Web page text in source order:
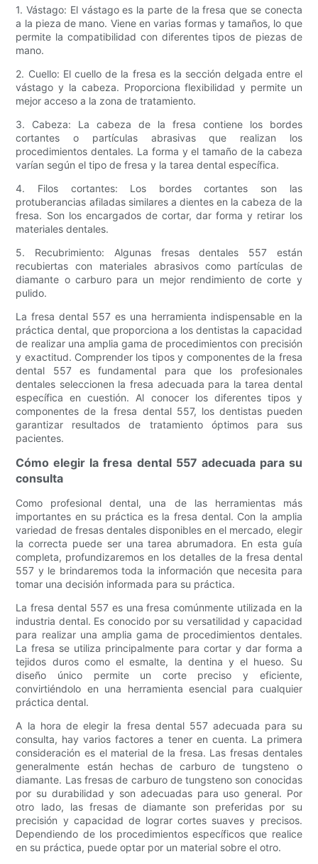
1. Vástago: El vástago es la parte de la fresa que se conecta
a la pieza de mano. Viene en varias formas y tamaños, lo que
permite la compatibilidad con diferentes tipos de piezas de
mano.
2. Cuello: El cuello de la fresa es la sección delgada entre el
vástago y la cabeza. Proporciona flexibilidad y permite un
mejor acceso a la zona de tratamiento.
3. Cabeza: La cabeza de la fresa contiene los bordes
cortantes o partículas abrasivas que realizan los
procedimientos dentales. La forma y el tamaño de la cabeza
varían según el tipo de fresa y la tarea dental específica.
4. Filos cortantes: Los bordes cortantes son las
protuberancias afiladas similares a dientes en la cabeza de la
fresa. Son los encargados de cortar, dar forma y retirar los
materiales dentales.
5. Recubrimiento: Algunas fresas dentales 557 están
recubiertas con materiales abrasivos como partículas de
diamante o carburo para un mejor rendimiento de corte y
pulido.
La fresa dental 557 es una herramienta indispensable en la
práctica dental, que proporciona a los dentistas la capacidad
de realizar una amplia gama de procedimientos con precisión
y exactitud. Comprender los tipos y componentes de la fresa
dental 557 es fundamental para que los profesionales
dentales seleccionen la fresa adecuada para la tarea dental
específica en cuestión. Al conocer los diferentes tipos y
componentes de la fresa dental 557, los dentistas pueden
garantizar resultados de tratamiento óptimos para sus
pacientes.
Cómo elegir la fresa dental 557 adecuada para su
consulta
Como profesional dental, una de las herramientas más
importantes en su práctica es la fresa dental. Con la amplia
variedad de fresas dentales disponibles en el mercado, elegir
la correcta puede ser una tarea abrumadora. En esta guía
completa, profundizaremos en los detalles de la fresa dental
557 y le brindaremos toda la información que necesita para
tomar una decisión informada para su práctica.
La fresa dental 557 es una fresa comúnmente utilizada en la
industria dental. Es conocido por su versatilidad y capacidad
para realizar una amplia gama de procedimientos dentales.
La fresa se utiliza principalmente para cortar y dar forma a
tejidos duros como el esmalte, la dentina y el hueso. Su
diseño único permite un corte preciso y eficiente,
convirtiéndolo en una herramienta esencial para cualquier
práctica dental.
A la hora de elegir la fresa dental 557 adecuada para su
consulta, hay varios factores a tener en cuenta. La primera
consideración es el material de la fresa. Las fresas dentales
generalmente están hechas de carburo de tungsteno o
diamante. Las fresas de carburo de tungsteno son conocidas
por su durabilidad y son adecuadas para uso general. Por
otro lado, las fresas de diamante son preferidas por su
precisión y capacidad de lograr cortes suaves y precisos.
Dependiendo de los procedimientos específicos que realice
en su práctica, puede optar por un material sobre el otro.